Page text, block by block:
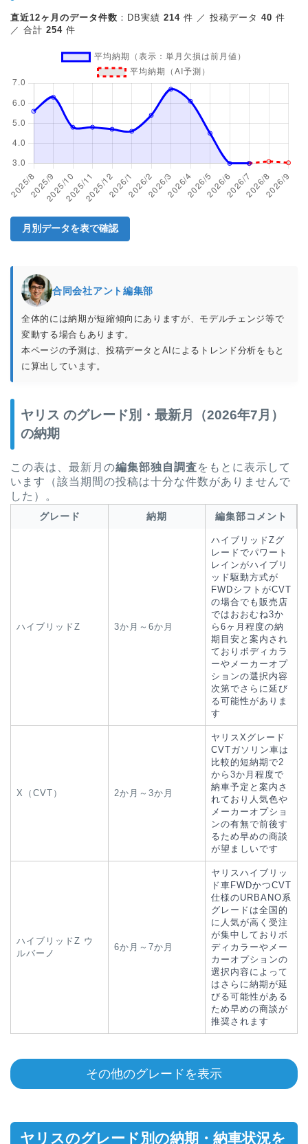
直近12ヶ月のデータ件数 ：DB実績 214 件 ／ 投稿データ 40 件
／ 合計 254 件
月別データを表で確認
合同会社アント編集部
全体的には納期が短縮傾向にありますが、モデルチェンジ等で
変動する場合もあります。
本ページの予測は、投稿データとAIによるトレンド分析をもと
に算出しています。
ヤリス のグレード別・最新月（2026年7月）
の納期
この表は、最新月の編集部独自調査をもとに表示して
います（該当期間の投稿は十分な件数がありませんで
した）。
グレード 納期 編集部コメント
ハイブリッドZ 3か月～6か月
ハイブリッドZグ
レードでパワート
レインがハイブリ
ッド駆動方式が
FWDシフトがCVT
の場合でも販売店
ではおおむね3か
ら6ヶ月程度の納
期目安と案内され
ておりボディカラ
ーやメーカーオプ
ションの選択内容
次第でさらに延び
る可能性がありま
す
X（CVT） 2か月～3か月
ヤリスXグレード
CVTガソリン車は
比較的短納期で2
から3か月程度で
納車予定と案内さ
れており人気色や
メーカーオプショ
ンの有無で前後す
るため早めの商談
が望ましいです
ハイブリッドZ ウ
ルバーノ
6か月～7か月
ヤリスハイブリッ
ド車FWDかつCVT
仕様のURBANO系
グレードは全国的
に人気が高く受注
が集中しておりボ
ディカラーやメー
カーオプションの
選択内容によって
はさらに納期が延
びる可能性がある
ため早めの商談が
推奨されます
その他のグレードを表示
ヤリスのグレード別の納期・納車状況を